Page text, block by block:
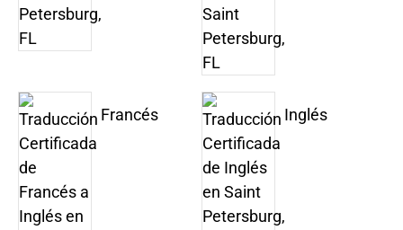
Francés Inglés